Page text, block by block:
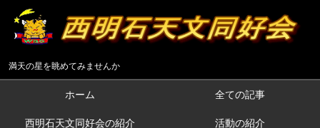
満天の星を眺めてみませんか
ホーム 全ての記事
西明石天文同好会の紹介 活動の紹介